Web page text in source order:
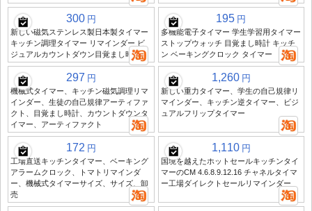
300 円
新しい磁気ステンレス製日本製タイマー
キッチン調理タイマー リマインダー ビ
ジュアルカウントダウン目覚まし時計
195 円
多機能電子タイマー 学生学習用タイマー
ストップウォッチ 目覚まし時計 キッチ
ン ベーキングクロック タイマー
297 円
機械式タイマー、キッチン磁気調理リマ
インダー、生徒の自己規律アーティファ
クト、目覚まし時計、カウントダウンタ
イマー、アーティファクト
1,260 円
新しい重力タイマー、学生の自己規律リ
マインダー、キッチン逆タイマー、ビジ
ュアルフリップタイマー
172 円
工場直送キッチンタイマー、ベーキング
アラームクロック、トマトリマインダ
ー、機械式タイマーサイズ、サイズ、卸
売
1,110 円
国境を越えたホットセールキッチンタイ
マーのCM 4.6.8.9.12.16 チャネルタイマ
ー工場ダイレクトセールリマインダー